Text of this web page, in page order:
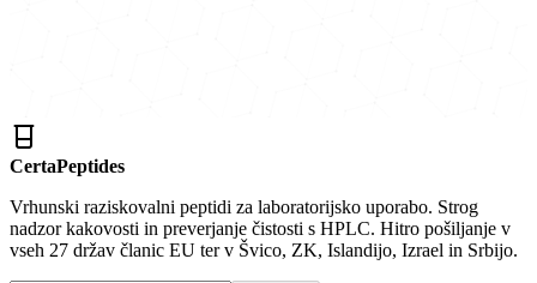
CertaPeptides
Vrhunski raziskovalni peptidi za laboratorijsko uporabo. Strog
nadzor kakovosti in preverjanje čistosti s HPLC. Hitro pošiljanje v
vseh 27 držav članic EU ter v Švico, ZK, Islandijo, Izrael in Srbijo.